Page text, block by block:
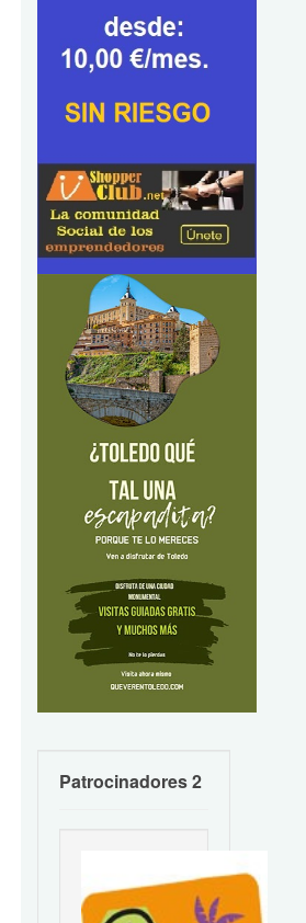
Patrocinadores 2